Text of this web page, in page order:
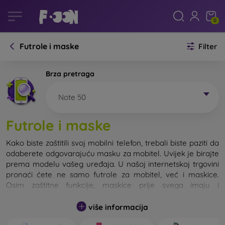
0
Futrole i maske Filter
Brza pretraga
Note 50
Futrole i maske
Kako biste zaštitili svoj mobilni telefon, trebali biste paziti da
odaberete odgovarajuću masku za mobitel. Uvijek je birajte
prema modelu vašeg uređaja. U našoj internetskoj trgovini
pronaći ćete ne samo futrole za mobitel, već i maskice.
Osim zaštitne funkcije, maskice prije svega imaju i
Maskicu za mobitel možemo također nazvati i stražnjom
više informacija